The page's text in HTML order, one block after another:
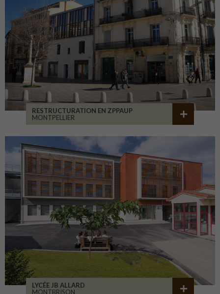
RESTRUCTURATION EN ZPPAUP
MONTPELLIER
LYCÉE JB ALLARD
MONTBRISON